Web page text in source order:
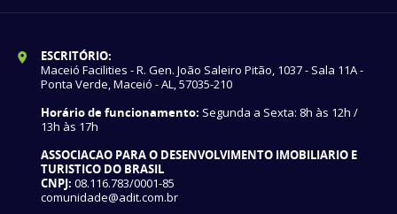
ESCRITÓRIO:
Maceió Facilities - R. Gen. João Saleiro Pitão, 1037 - Sala 11A -
Ponta Verde, Maceió - AL, 57035-210
Horário de funcionamento: Segunda a Sexta: 8h às 12h /
13h às 17h
ASSOCIACAO PARA O DESENVOLVIMENTO IMOBILIARIO E
TURISTICO DO BRASIL
CNPJ: 08.116.783/0001-85
comunidade@adit.com.br